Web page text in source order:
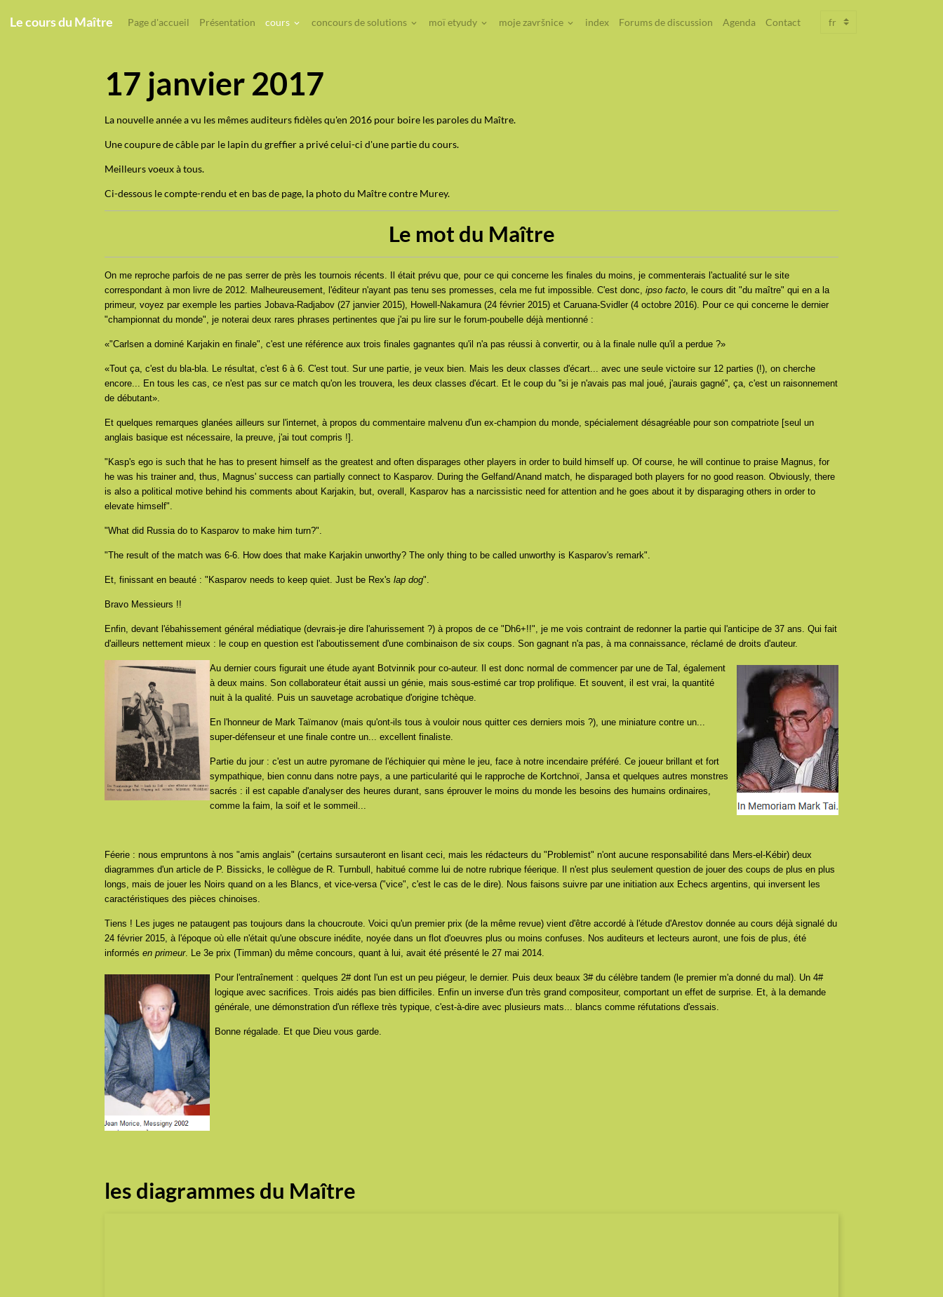
Le cours du Maître Page d'accueil Présentation cours concours de solutions moï etyudy moje završnice index Forums de discussion Agenda Contact
17 janvier 2017
La nouvelle année a vu les mêmes auditeurs fidèles qu'en 2016 pour boire les paroles du Maître.
Une coupure de câble par le lapin du greffier a privé celui-ci d'une partie du cours.
Meilleurs voeux à tous.
Ci-dessous le compte-rendu et en bas de page, la photo du Maître contre Murey.
Le mot du Maître
On me reproche parfois de ne pas serrer de près les tournois récents. Il était prévu que, pour ce qui concerne les finales du moins, je commenterais l'actualité sur le site
correspondant à mon livre de 2012. Malheureusement, l'éditeur n'ayant pas tenu ses promesses, cela me fut impossible. C'est donc,ipso facto, le cours dit "du maître" qui en a la
primeur, voyez par exemple les parties Jobava-Radjabov (27 janvier 2015), Howell-Nakamura (24 février 2015) et Caruana-Svidler (4 octobre 2016). Pour ce qui concerne le dernier
"championnat du monde", je noterai deux rares phrases pertinentes que j'ai pu lire sur le forum-poubelle déjà mentionné :
«"Carlsen a dominé Karjakin en finale", c'est une référence aux trois finales gagnantes qu'il n'a pas réussi à convertir, ou à la finale nulle qu'il a perdue ?»
«Tout ça, c'est du bla-bla. Le résultat, c'est 6 à 6. C'est tout. Sur une partie, je veux bien. Mais les deux classes d'écart... avec une seule victoire sur 12 parties (!), on cherche
encore... En tous les cas, ce n'est pas sur ce match qu'on les trouvera, les deux classes d'écart. Et le coup du ''si je n'avais pas mal joué, j'aurais gagné'', ça, c'est un raisonnement
de débutant».
Et quelques remarques glanées ailleurs sur l'internet, à propos du commentaire malvenu d'un ex-champion du monde, spécialement désagréable pour son compatriote [seul un
anglais basique est nécessaire, la preuve, j'ai tout compris !].
"Kasp's ego is such that he has to present himself as the greatest and often disparages other players in order to build himself up. Of course, he will continue to praise Magnus, for
he was his trainer and, thus, Magnus' success can partially connect to Kasparov. During the Gelfand/Anand match, he disparaged both players for no good reason. Obviously, there
is also a political motive behind his comments about Karjakin, but, overall, Kasparov has a narcissistic need for attention and he goes about it by disparaging others in order to
elevate himself".
"What did Russia do to Kasparov to make him turn?".
"The result of the match was 6-6. How does that make Karjakin unworthy? The only thing to be called unworthy is Kasparov's remark".
Et, finissant en beauté : "Kasparov needs to keep quiet. Just be Rex'slap dog".
Bravo Messieurs !!
Enfin, devant l'ébahissement général médiatique (devrais-je dire l'ahurissement ?) à propos de ce "Dh6+!!", je me vois contraint de redonner la partie qui l'anticipe de 37 ans. Qui fait
d'ailleurs nettement mieux : le coup en question est l'aboutissement d'une combinaison de six coups. Son gagnant n'a pas, à ma connaissance, réclamé de droits d'auteur.
Au dernier cours figurait une étude ayant Botvinnik pour co-auteur. Il est donc normal de commencer par une de Tal, également
à deux mains. Son collaborateur était aussi un génie, mais sous-estimé car trop prolifique. Et souvent, il est vrai, la quantité
nuit à la qualité. Puis un sauvetage acrobatique d'origine tchèque.
En l'honneur de Mark Taïmanov (mais qu'ont-ils tous à vouloir nous quitter ces derniers mois ?), une miniature contre un...
super-défenseur et une finale contre un... excellent finaliste.
Partie du jour : c'est un autre pyromane de l'échiquier qui mène le jeu, face à notre incendaire préféré. Ce joueur brillant et fort
sympathique, bien connu dans notre pays, a une particularité qui le rapproche de Kortchnoï, Jansa et quelques autres monstres
sacrés : il est capable d'analyser des heures durant, sans éprouver le moins du monde les besoins des humains ordinaires,
comme la faim, la soif et le sommeil...
Féerie : nous empruntons à nos "amis anglais" (certains sursauteront en lisant ceci, mais les rédacteurs du "Problemist" n'ont aucune responsabilité dans Mers-el-Kébir) deux
diagrammes d'un article de P. Bissicks, le collègue de R. Turnbull, habitué comme lui de notre rubrique féerique. Il n'est plus seulement question de jouer des coups de plus en plus
longs, mais de jouer les Noirs quand on a les Blancs, et vice-versa ("vice", c'est le cas de le dire). Nous faisons suivre par une initiation aux Echecs argentins, qui inversent les
caractéristiques des pièces chinoises.
Tiens ! Les juges ne pataugent pas toujours dans la choucroute. Voici qu'un premier prix (de la même revue) vient d'être accordé à l'étude d'Arestov donnée au cours déjà signalé du
24 février 2015, à l'époque où elle n'était qu'une obscure inédite, noyée dans un flot d'oeuvres plus ou moins confuses. Nos auditeurs et lecteurs auront, une fois de plus, été
informésen primeur. Le 3e prix (Timman) du même concours, quant à lui, avait été présenté le 27 mai 2014.
Pour l'entraînement : quelques 2# dont l'un est un peu piégeur, le dernier. Puis deux beaux 3# du célèbre tandem (le premier m'a donné du mal). Un 4#
logique avec sacrifices. Trois aidés pas bien difficiles. Enfin un inverse d'un très grand compositeur, comportant un effet de surprise. Et, à la demande
générale, une démonstration d'un réflexe très typique, c'est-à-dire avec plusieurs mats... blancs comme réfutations d'essais.
Bonne régalade. Et que Dieu vous garde.
les diagrammes du Maître